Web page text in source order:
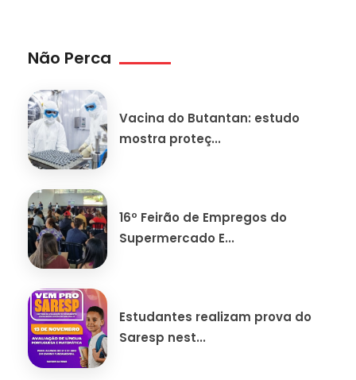
Não Perca
Vacina do Butantan: estudo
mostra proteç...
16º Feirão de Empregos do
Supermercado E...
Estudantes realizam prova do
Saresp nest...